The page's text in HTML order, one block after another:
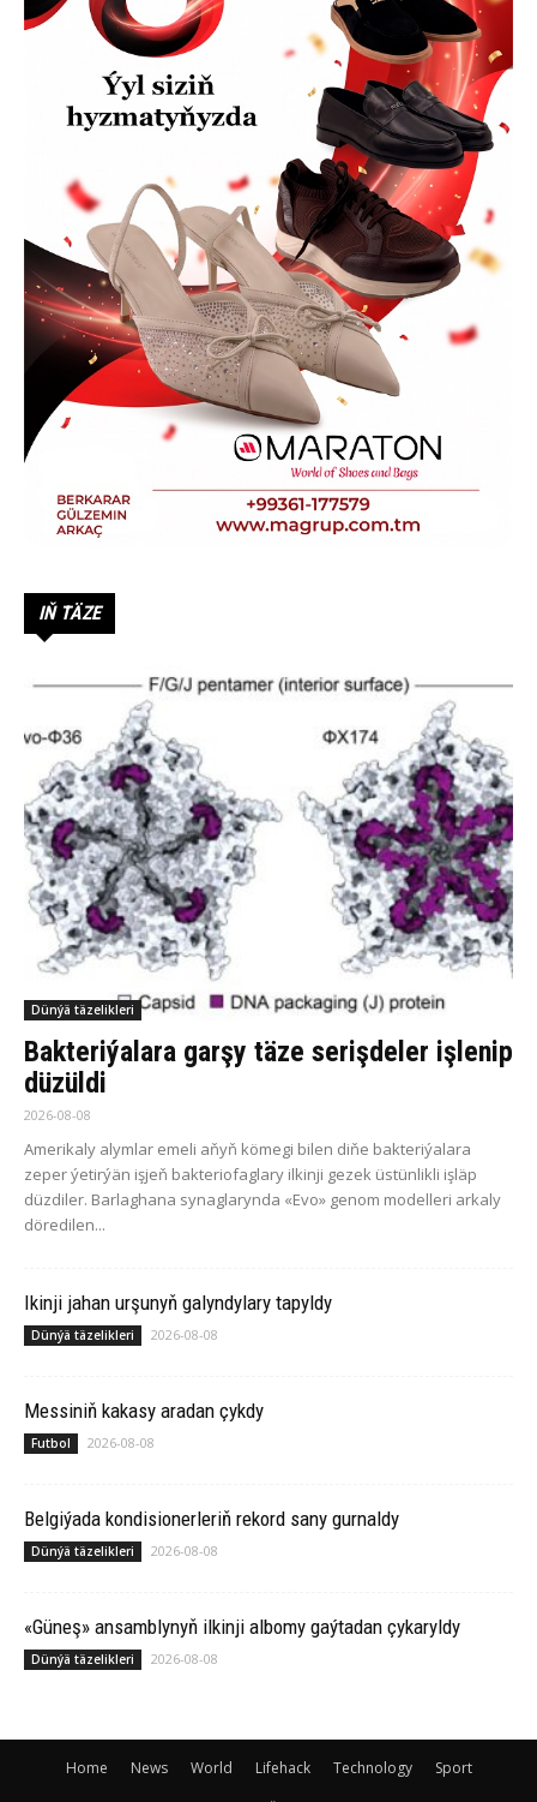
IŇ TÄZE
Dünýä täzelikleri
Bakteriýalara garşy täze serişdeler işlenip
düzüldi
2026-08-08
Amerikaly alymlar emeli aňyň kömegi bilen diňe bakteriýalara
zeper ýetirýän işjeň bakteriofaglary ilkinji gezek üstünlikli işläp
düzdiler. Barlaghana synaglarynda «Evo» genom modelleri arkaly
döredilen...
Ikinji jahan urşunyň galyndylary tapyldy
Dünýä täzelikleri 2026-08-08
Messiniň kakasy aradan çykdy
Futbol 2026-08-08
Belgiýada kondisionerleriň rekord sany gurnaldy
Dünýä täzelikleri 2026-08-08
«Güneş» ansamblynyň ilkinji albomy gaýtadan çykaryldy
Dünýä täzelikleri 2026-08-08
Home News World Lifehack Technology Sport